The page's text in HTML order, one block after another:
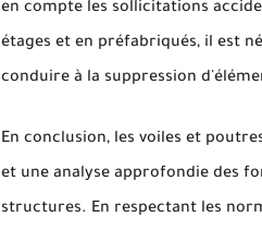
en compte les sollicitations
étages et en préfabriqués, il est
conduire à la suppression
En conclusion, les voiles et
et une analyse approfondie des
structures. En respectant les